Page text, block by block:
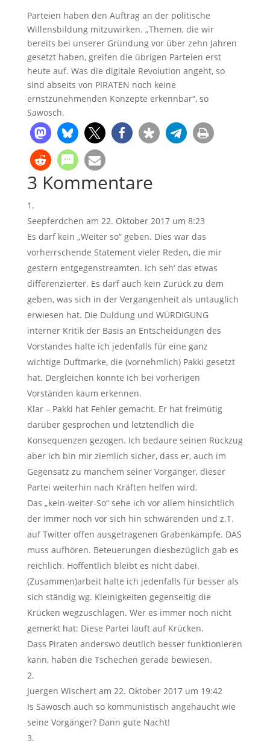
Parteien haben den Auftrag an der politische
Willensbildung mitzuwirken. „Themen, die wir
bereits bei unserer Gründung vor über zehn Jahren
gesetzt haben, greifen die übrigen Parteien erst
heute auf. Was die digitale Revolution angeht, so
sind abseits von PIRATEN noch keine
ernstzunehmenden Konzepte erkennbar“, so
Sawosch.
3 Kommentare
Seepferdchen am 22. Oktober 2017 um 8:23
Es darf kein „Weiter so“ geben. Dies war das
vorherrschende Statement vieler Reden, die mir
gestern entgegenstreamten. Ich seh‘ das etwas
differenzierter. Es darf auch kein Zurück zu dem
geben, was sich in der Vergangenheit als untauglich
erwiesen hat. Die Duldung und WÜRDIGUNG
interner Kritik der Basis an Entscheidungen des
Vorstandes halte ich jedenfalls für eine ganz
wichtige Duftmarke, die (vornehmlich) Pakki gesetzt
hat. Dergleichen konnte ich bei vorherigen
Vorständen kaum erkennen.
Klar – Pakki hat Fehler gemacht. Er hat freimütig
darüber gesprochen und letztendlich die
Konsequenzen gezogen. Ich bedaure seinen Rückzug
aber ich bin mir ziemlich sicher, dass er, auch im
Gegensatz zu manchem seiner Vorgänger, dieser
Partei weiterhin nach Kräften helfen wird.
Das „kein-weiter-So“ sehe ich vor allem hinsichtlich
der immer noch vor sich hin schwärenden und z.T.
auf Twitter offen ausgetragenen Grabenkämpfe. DAS
muss aufhören. Beteuerungen diesbezüglich gab es
reichlich. Hoffentlich bleibt es nicht dabei.
(Zusammen)arbeit halte ich jedenfalls für besser als
sich ständig wg. Kleinigkeiten gegenseitig die
Krücken wegzuschlagen. Wer es immer noch nicht
gemerkt hat: Diese Partei läuft auf Krücken.
Dass Piraten anderswo deutlich besser funktionieren
kann, haben die Tschechen gerade bewiesen.
Juergen Wischert am 22. Oktober 2017 um 19:42
Is Sawosch auch so kommunistisch angehaucht wie
seine Vorgänger? Dann gute Nacht!